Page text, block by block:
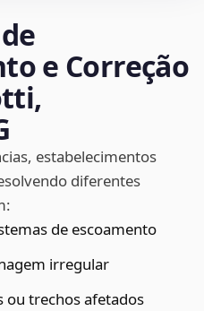
e Correção
estabelecimentos
diferentes
de escoamento
irregular
ou trechos afetados